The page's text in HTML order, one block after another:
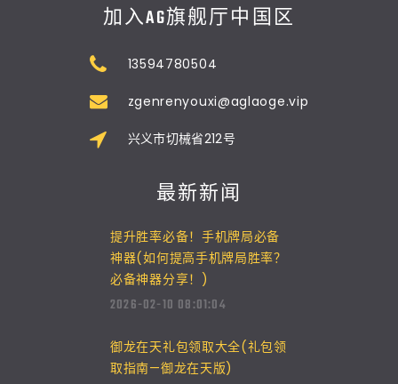
加入AG旗舰厅中国区
13594780504
zgenrenyouxi@aglaoge.vip
兴义市切械省212号
最新新闻
提升胜率必备！手机牌局必备
神器(如何提高手机牌局胜率？
必备神器分享！)
2026-02-10 08:01:04
御龙在天礼包领取大全(礼包领
取指南—御龙在天版)